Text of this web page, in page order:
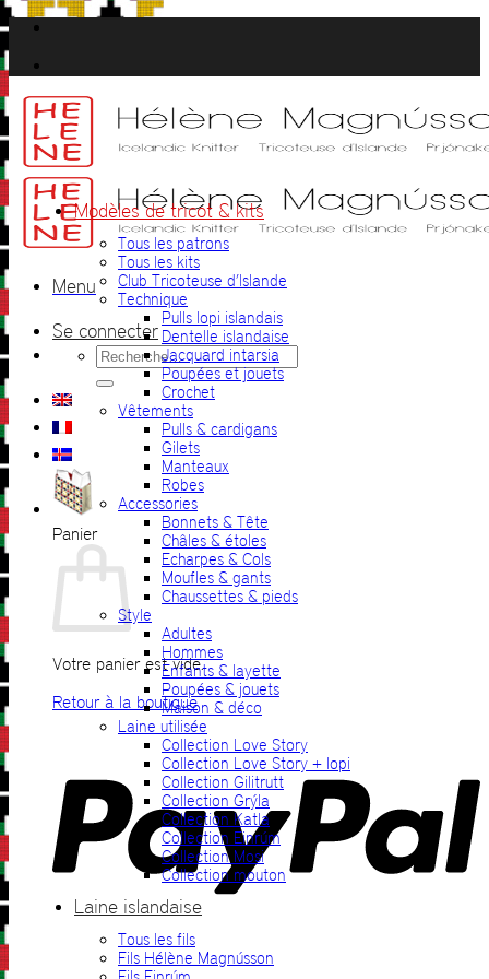
Passer
au
contenu
Menu
Se connecter
Recherche
pour :
Panier
Votre panier est vide.
Retour à la boutique
Modèles de tricot & kits
Tous les patrons
Tous les kits
Club Tricoteuse d’Islande
Technique
Pulls lopi islandais
Dentelle islandaise
Jacquard intarsia
Poupées et jouets
Crochet
Vêtements
Pulls & cardigans
Gilets
Manteaux
Robes
Accessories
Bonnets & Tête
Châles & étoles
Echarpes & Cols
Moufles & gants
Chaussettes & pieds
Style
Adultes
Hommes
Enfants & layette
Poupées & jouets
Maison & déco
Laine utilisée
Collection Love Story
Collection Love Story + lopi
Collection Gilitrutt
Collection Grýla
Collection Katla
Collection Einrúm
Collection Mosi
Collection mouton
Laine islandaise
Tous les fils
Fils Hélène Magnússon